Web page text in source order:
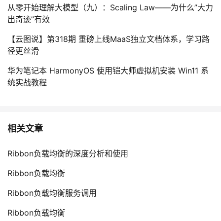
从零开始理解大模型（九）：Scaling Law——为什么”大力
出奇迹”有效
【云图说】第318期 重磅上线MaaS独立文档体系，学习路
径更丝滑
华为笔记本 HarmonyOS 使用铠大师虚拟机安装 Win11 系
统实战教程
相关文章
Ribbon负载均衡的深度分析和使用
Ribbon负载均衡
Ribbon负载均衡服务调用
Ribbon负载均衡